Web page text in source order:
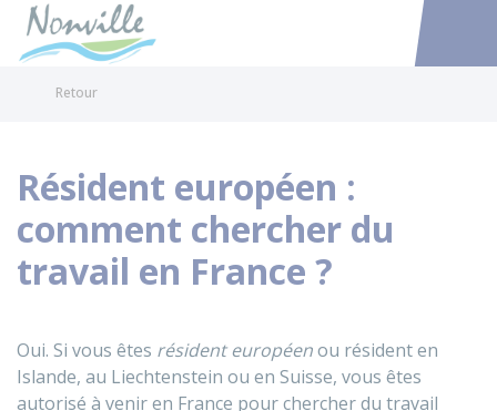
Accéder
Retour
Résident européen :
comment chercher du
travail en France ?
Oui. Si vous êtes résident européenou résident en
Islande, au Liechtenstein ou en Suisse, vous êtes
autorisé à venir en France pour chercher du travail